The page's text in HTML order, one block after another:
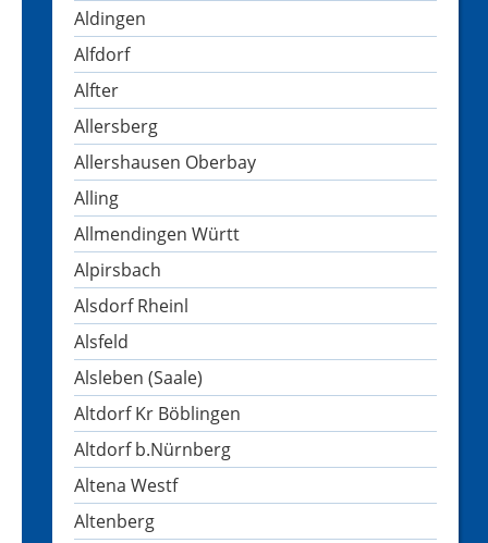
Aldingen
Alfdorf
Alfter
Allersberg
Allershausen Oberbay
Alling
Allmendingen Württ
Alpirsbach
Alsdorf Rheinl
Alsfeld
Alsleben (Saale)
Altdorf Kr Böblingen
Altdorf b.Nürnberg
Altena Westf
Altenberg